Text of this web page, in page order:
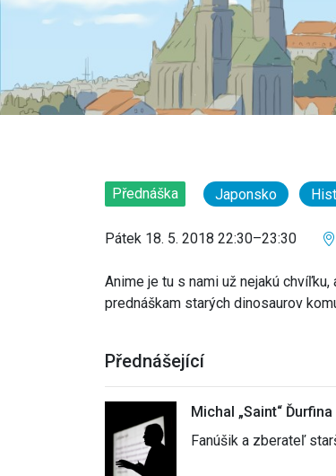
Přednáška Japonsko
Pátek 18. 5. 2018 22:30–23:30
Anime je tu s nami už nejakú
prednáškam starých dinosaurov
Přednášející
Michal „Saint“ Ďurfina
Fanúšik a zberateľ